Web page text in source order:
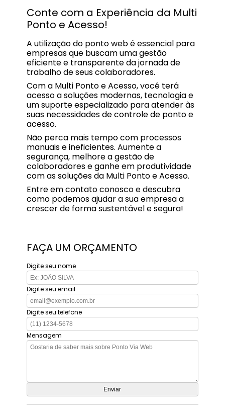
Conte com a Experiência da Multi
Ponto e Acesso!
A utilização do ponto web é essencial para
empresas que buscam uma gestão
eficiente e transparente da jornada de
trabalho de seus colaboradores.
Com a Multi Ponto e Acesso, você terá
acesso a soluções modernas, tecnologia e
um suporte especializado para atender às
suas necessidades de controle de ponto e
acesso.
Não perca mais tempo com processos
manuais e ineficientes. Aumente a
segurança, melhore a gestão de
colaboradores e ganhe em produtividade
com as soluções da Multi Ponto e Acesso.
Entre em contato conosco e descubra
como podemos ajudar a sua empresa a
crescer de forma sustentável e segura!
FAÇA UM ORÇAMENTO
Digite seu nome
Digite seu email
Digite seu telefone
Mensagem